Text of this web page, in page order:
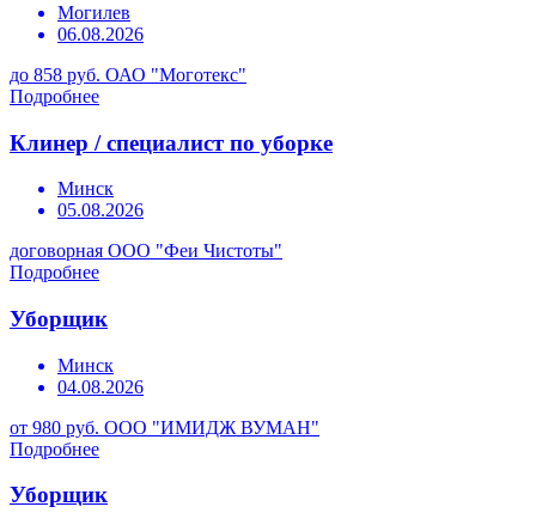
Могилев
06.08.2026
до 858 руб. ОАО "Моготекс"
Подробнее
Клинер / специалист по уборке
Минск
05.08.2026
договорная ООО "Феи Чистоты"
Подробнее
Уборщик
Минск
04.08.2026
от 980 руб. ООО "ИМИДЖ ВУМАН"
Подробнее
Уборщик